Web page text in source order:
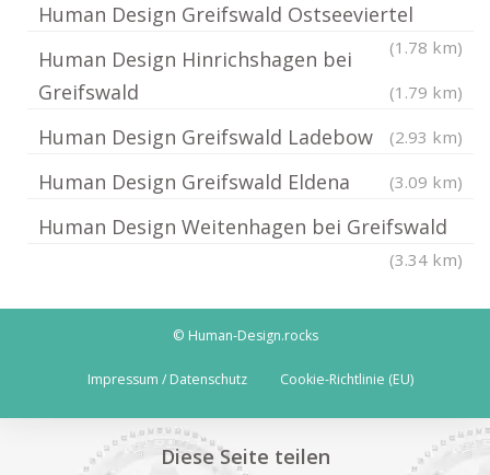
Human Design Greifswald Ostseeviertel
(1.78 km)
Human Design Hinrichshagen bei
Greifswald
(1.79 km)
Human Design Greifswald Ladebow (2.93 km)
Human Design Greifswald Eldena (3.09 km)
Human Design Weitenhagen bei Greifswald
(3.34 km)
© Human-Design.rocks
Impressum / Datenschutz Cookie-Richtlinie (EU)
Diese Seite teilen